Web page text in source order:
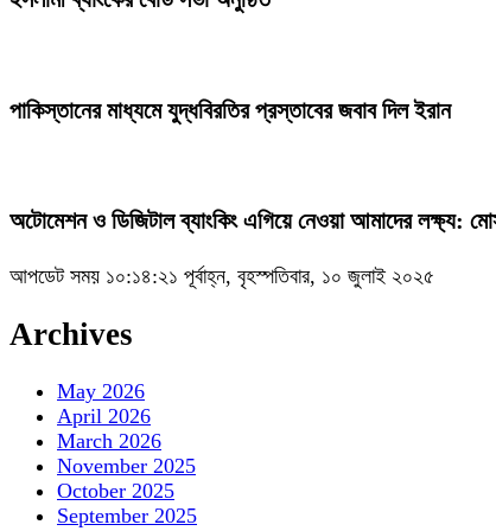
পাকিস্তানের মাধ্যমে যুদ্ধবিরতির প্রস্তাবের জবাব দিল ইরান
অটোমেশন ও ডিজিটাল ব্যাংকিং এগিয়ে নেওয়া আমাদের লক্ষ্য:
আপডেট সময় ১০:১৪:২১ পূর্বাহ্ন, বৃহস্পতিবার, ১০ জুলাই ২০২৫
Archives
May 2026
April 2026
March 2026
November 2025
October 2025
September 2025